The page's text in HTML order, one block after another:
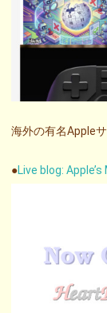
海外の有名Apple
●Live blog: